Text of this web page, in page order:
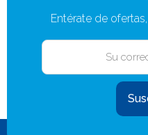
Entérate de